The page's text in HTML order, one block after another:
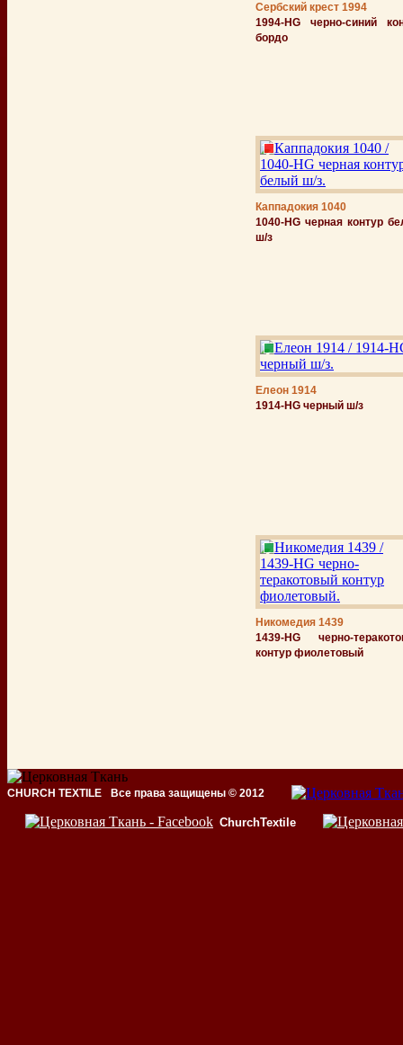
Сербский крест 1994
1994-HG черно-синий
бордо
Каппадокия 1040
1040-HG черная контур
ш/з
Елеон 1914
1914-HG черный ш/з
Никомедия 1439
1439-НG черно-
контур фиолетовый
CHURCH TEXTILE Все права защищены © 2012
ChurchTextile